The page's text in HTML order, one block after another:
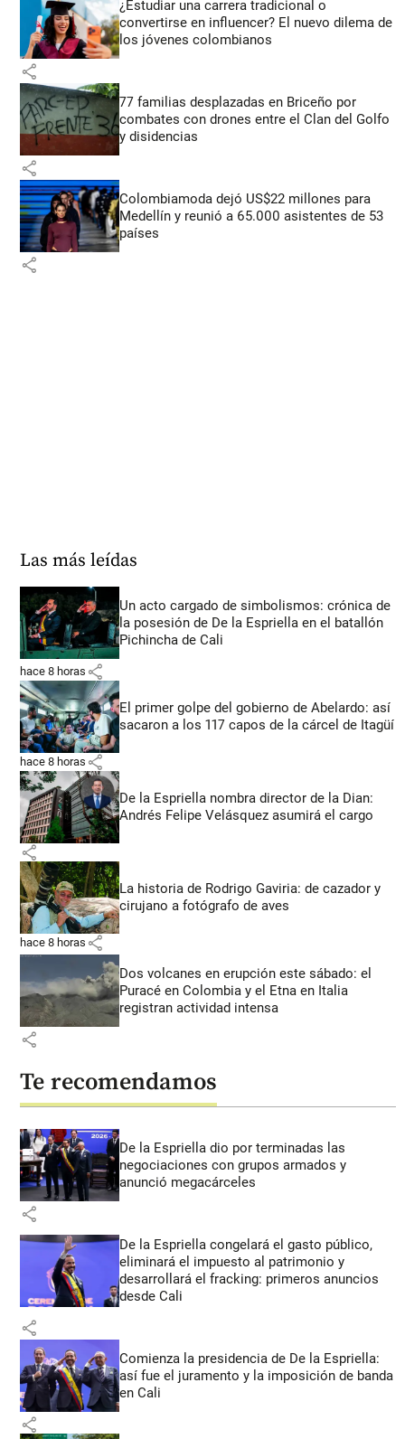
¿Estudiar una carrera tradicional o
convertirse en influencer? El nuevo dilema de
los jóvenes colombianos
share
77 familias desplazadas en Briceño por
combates con drones entre el Clan del Golfo
y disidencias
share
Colombiamoda dejó US$22 millones para
Medellín y reunió a 65.000 asistentes de 53
países
share
Las más leídas
Un acto cargado de simbolismos: crónica de
la posesión de De la Espriella en el batallón
Pichincha de Cali
hace 8 horas share
El primer golpe del gobierno de Abelardo: así
sacaron a los 117 capos de la cárcel de Itagüí
hace 8 horas share
De la Espriella nombra director de la Dian:
Andrés Felipe Velásquez asumirá el cargo
share
La historia de Rodrigo Gaviria: de cazador y
cirujano a fotógrafo de aves
hace 8 horas share
Dos volcanes en erupción este sábado: el
Puracé en Colombia y el Etna en Italia
registran actividad intensa
share
Te recomendamos
De la Espriella dio por terminadas las
negociaciones con grupos armados y
anunció megacárceles
share
De la Espriella congelará el gasto público,
eliminará el impuesto al patrimonio y
desarrollará el fracking: primeros anuncios
desde Cali
share
Comienza la presidencia de De la Espriella:
así fue el juramento y la imposición de banda
en Cali
share